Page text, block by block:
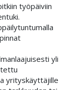
työpäiviin
yli
yrityskäyttäjille